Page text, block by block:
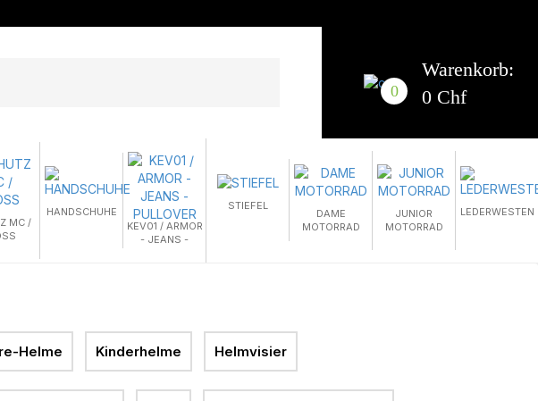
0
Warenkorb:
0 Chf
MC /
HANDSCHUHE
KEV01 / ARMOR
- JEANS -
STIEFEL
DAME
MOTORRAD
JUNIOR
MOTORRAD
LEDERWESTEN
Helme Kinderhelme Helmvisier